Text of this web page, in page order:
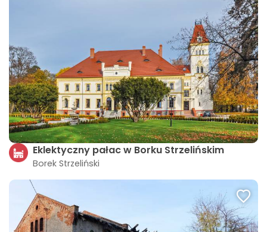
Eklektyczny pałac w Borku Strzelińskim
Borek Strzeliński